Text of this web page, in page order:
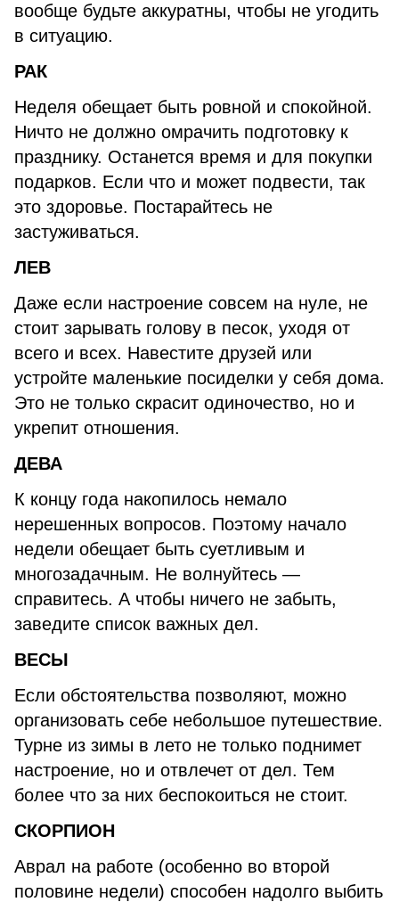
вообще будьте аккуратны, чтобы не угодить
в ситуацию.
РАК
Неделя обещает быть ровной и спокойной.
Ничто не должно омрачить подготовку к
празднику. Останется время и для покупки
подарков. Если что и может подвести, так
это здоровье. Постарайтесь не
застуживаться.
ЛЕВ
Даже если настроение совсем на нуле, не
стоит зарывать голову в песок, уходя от
всего и всех. Навестите друзей или
устройте маленькие посиделки у себя дома.
Это не только скрасит одиночество, но и
укрепит отношения.
ДЕВА
К концу года накопилось немало
нерешенных вопросов. Поэтому начало
недели обещает быть суетливым и
многозадачным. Не волнуйтесь —
справитесь. А чтобы ничего не забыть,
заведите список важных дел.
ВЕСЫ
Если обстоятельства позволяют, можно
организовать себе небольшое путешествие.
Турне из зимы в лето не только поднимет
настроение, но и отвлечет от дел. Тем
более что за них беспокоиться не стоит.
СКОРПИОН
Аврал на работе (особенно во второй
половине недели) способен надолго выбить